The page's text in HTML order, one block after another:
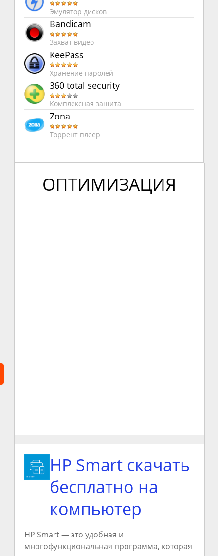
ОПТИМИЗАЦИЯ
HP Smart скачать
бесплатно на
компьютер
HP Smart — это удобная и
многофункциональная программа, которая
Эмулятор дисков
Bandicam
Захват видео
KeePass
Хранение паролей
360 total security
Комплексная защита
Zona
Торрент плеер